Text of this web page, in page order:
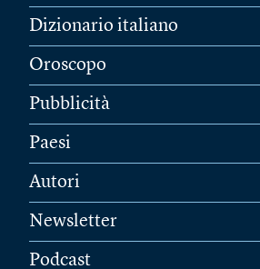
Dizionario italiano
Oroscopo
Pubblicità
Paesi
Autori
Newsletter
Podcast